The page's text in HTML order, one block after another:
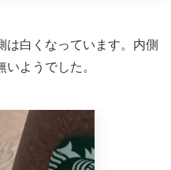
は白くなっています。内側
ようでした。